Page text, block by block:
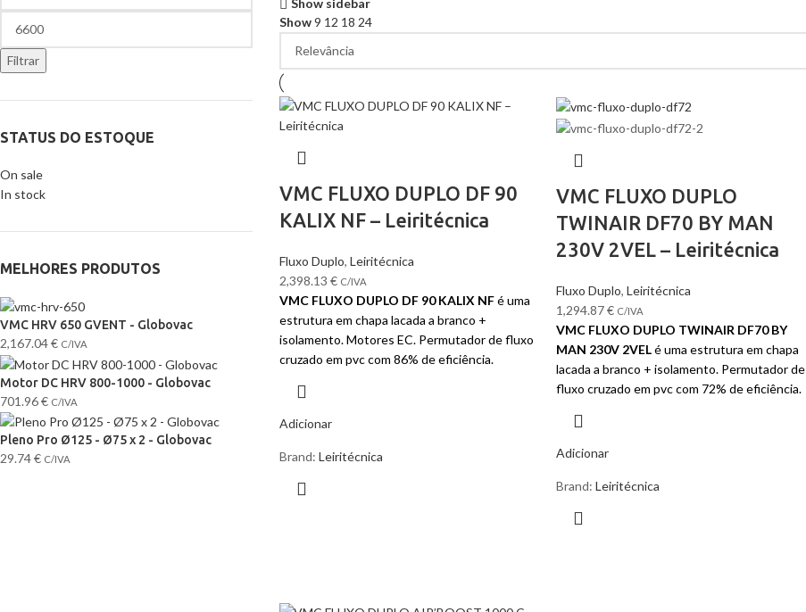
Filtrar
STATUS DO ESTOQUE
On sale
In stock
MELHORES PRODUTOS
VMC HRV 650 GVENT - Globovac
2,167.04€ C/IVA
Motor DC HRV 800-1000 - Globovac
701.96€ C/IVA
Pleno Pro Ø125 - Ø75 x 2 - Globovac
29.74€ C/IVA
Show sidebar
Show9 12 18 24
VMC FLUXO DUPLO DF 90
KALIX NF – Leiritécnica
Fluxo Duplo, Leiritécnica
2,398.13 € C/IVA
VMC FLUXO DUPLO DF 90 KALIX NFé uma
estrutura em chapa lacada a branco +
isolamento. Motores EC. Permutador de fluxo
cruzado em pvc com 86% de eficiência.
Adicionar
Brand: Leiritécnica
VMC FLUXO DUPLO
TWINAIR DF70 BY MAN
230V 2VEL – Leiritécnica
Fluxo Duplo, Leiritécnica
1,294.87€ C/IVA
VMC FLUXO DUPLO TWINAIR DF70 BY
MAN 230V 2VELé uma estrutura em chapa
lacada a branco + isolamento. Permutador de
fluxo cruzado em pvc com 72% de eficiência.
Adicionar
Brand: Leiritécnica